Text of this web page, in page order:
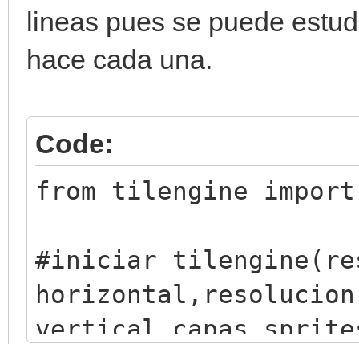
lineas pues se puede
hace cada una.
Code:
from tilengine
#iniciar
horizontal,resolucion